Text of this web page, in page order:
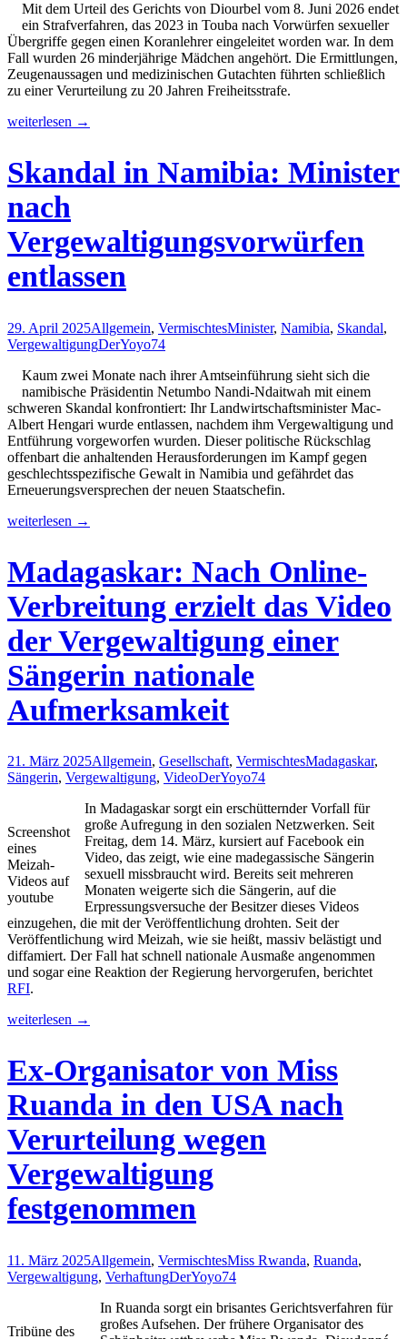
Mit dem Urteil des Gerichts von Diourbel vom 8. Juni 2026 endet
ein Strafverfahren, das 2023 in Touba nach Vorwürfen sexueller
Übergriffe gegen einen Koranlehrer eingeleitet worden war. In dem
Fall wurden 26 minderjährige Mädchen angehört. Die Ermittlungen,
Zeugenaussagen und medizinischen Gutachten führten schließlich
zu einer Verurteilung zu 20 Jahren Freiheitsstrafe.
Senegal:
Haft
für
einen
Koranlehrer
–
ein
Signal
gegen
sexueller
Gewalt
religiösen
Einrichtungen
weiterlesen →
Skandal in Namibia: Minister
nach
Vergewaltigungsvorwürfen
entlassen
29. April 2025Allgemein, VermischtesMinister, Namibia, Skandal,
VergewaltigungDerYoyo74
Kaum zwei Monate nach ihrer Amtseinführung sieht sich die
namibische Präsidentin Netumbo Nandi-Ndaitwah mit einem
schweren Skandal konfrontiert: Ihr Landwirtschaftsminister Mac-
Albert Hengari wurde entlassen, nachdem ihm Vergewaltigung und
Entführung vorgeworfen wurden. Dieser politische Rückschlag
offenbart die anhaltenden Herausforderungen im Kampf gegen
geschlechtsspezifische Gewalt in Namibia und gefährdet das
Erneuerungsversprechen der neuen Staatschefin.
Skandal
Minister
nach
Vergewaltigungsvorwürfen
entlassen
weiterlesen →
Madagaskar: Nach Online-
Verbreitung erzielt das Video
der Vergewaltigung einer
Sängerin nationale
Aufmerksamkeit
21. März 2025Allgemein, Gesellschaft, VermischtesMadagaskar,
Sängerin, Vergewaltigung, VideoDerYoyo74
Screenshot
eines
Meizah-
Videos auf
youtube
In Madagaskar sorgt ein erschütternder Vorfall für
große Aufregung in den sozialen Netzwerken. Seit
Freitag, dem 14. März, kursiert auf Facebook ein
Video, das zeigt, wie eine madegassische Sängerin
sexuell missbraucht wird. Bereits seit mehreren
Monaten weigerte sich die Sängerin, auf die
Erpressungsversuche der Besitzer dieses Videos
einzugehen, die mit der Veröffentlichung drohten. Seit der
Veröffentlichung wird Meizah, wie sie heißt, massiv belästigt und
diffamiert. Der Fall hat schnell nationale Ausmaße angenommen
und sogar eine Reaktion der Regierung hervorgerufen, berichtet
RFI.
Madagaskar:
Verbreitung
erzielt
das
Video
der
Vergewaltigung
einer
Sängerin
nationale
Aufmerksamkeit
weiterlesen →
Ex-Organisator von Miss
Ruanda in den USA nach
Verurteilung wegen
Vergewaltigung
festgenommen
11. März 2025Allgemein, VermischtesMiss Rwanda, Ruanda,
Vergewaltigung, VerhaftungDerYoyo74
Tribüne des
In Ruanda sorgt ein brisantes Gerichtsverfahren für
großes Aufsehen. Der frühere Organisator des